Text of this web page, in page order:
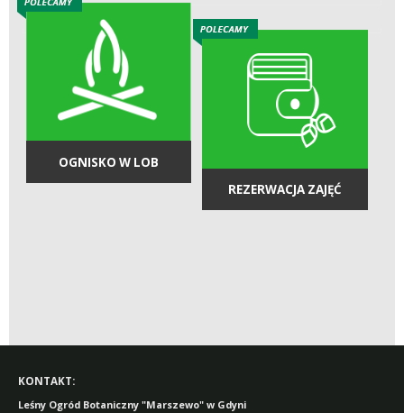
OGNISKO W LOB
REZERWACJA ZAJĘĆ
KONTAKT:
Leśny Ogród Botaniczny "Marszewo" w Gdyni